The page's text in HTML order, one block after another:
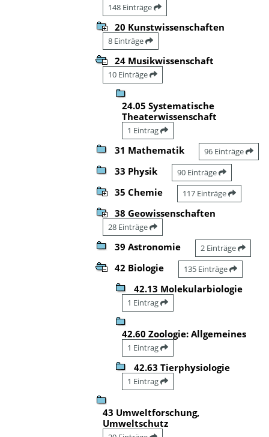
148 Einträge
20 Kunstwissenschaften
8 Einträge
24 Musikwissenschaft
10 Einträge
24.05 Systematische
Theaterwissenschaft
1 Eintrag
31 Mathematik 96 Einträge
33 Physik 90 Einträge
35 Chemie 117 Einträge
38 Geowissenschaften
28 Einträge
39 Astronomie 2 Einträge
42 Biologie 135 Einträge
42.13 Molekularbiologie
1 Eintrag
42.60 Zoologie: Allgemeines
1 Eintrag
42.63 Tierphysiologie
1 Eintrag
43 Umweltforschung,
Umweltschutz